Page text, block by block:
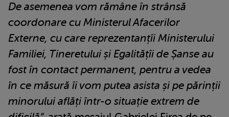
De asemenea vom rămâne în strânsă
coordonare cu Ministerul Afacerilor
Externe, cu care reprezentanțîi Ministerului
Familiei, Tineretului și Egalitățîi de Șanse au
fost în contact permanent, pentru a vedea
în ce măsură îi vom putea asista și pe părinții
minorului aflăți într-o situație extrem de